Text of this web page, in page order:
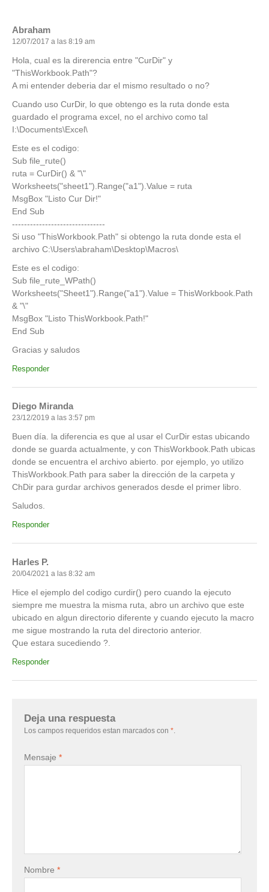
Abraham
12/07/2017 a las 8:19 am
Hola, cual es la direrencia entre "CurDir" y
"ThisWorkbook.Path"?
A mi entender deberia dar el mismo resultado o no?
Cuando uso CurDir, lo que obtengo es la ruta donde esta
guardado el programa excel, no el archivo como tal
I:\Documents\Excel\
Este es el codigo:
Sub file_rute()
ruta = CurDir() & "\"
Worksheets("sheet1").Range("a1").Value = ruta
MsgBox "Listo Cur Dir!"
End Sub
-------------------------------
Si uso "ThisWorkbook.Path" si obtengo la ruta donde esta el
archivo C:\Users\abraham\Desktop\Macros\
Este es el codigo:
Sub file_rute_WPath()
Worksheets("Sheet1").Range("a1").Value = ThisWorkbook.Path
& "\"
MsgBox "Listo ThisWorkbook.Path!"
End Sub
Gracias y saludos
Responder
Diego Miranda
23/12/2019 a las 3:57 pm
Buen día. la diferencia es que al usar el CurDir estas ubicando
donde se guarda actualmente, y con ThisWorkbook.Path ubicas
donde se encuentra el archivo abierto. por ejemplo, yo utilizo
ThisWorkbook.Path para saber la dirección de la carpeta y
ChDir para gurdar archivos generados desde el primer libro.
Saludos.
Responder
Harles P.
20/04/2021 a las 8:32 am
Hice el ejemplo del codigo curdir() pero cuando la ejecuto
siempre me muestra la misma ruta, abro un archivo que este
ubicado en algun directorio diferente y cuando ejecuto la macro
me sigue mostrando la ruta del directorio anterior.
Que estara sucediendo ?.
Responder
Deja una respuesta
Los campos requeridos estan marcados con *
Mensaje *
Nombre *